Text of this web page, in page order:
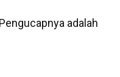
adalah